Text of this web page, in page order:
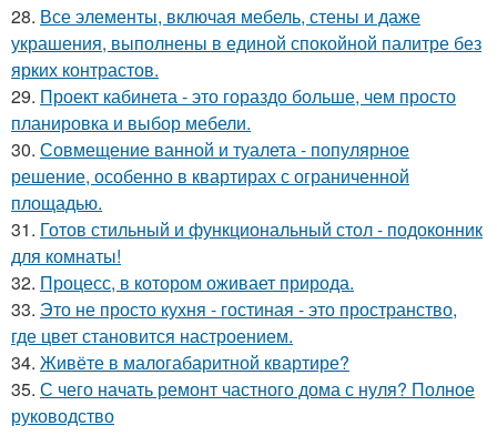
28. Все элементы, включая мебель, стены и даже
украшения, выполнены в единой спокойной палитре без
ярких контрастов.
29. Проект кабинета - это гораздо больше, чем просто
планировка и выбор мебели.
30. Совмещение ванной и туалета - популярное
решение, особенно в квартирах с ограниченной
площадью.
31. Готов стильный и функциональный стол - подоконник
для комнаты!
32. Процесс, в котором оживает природа.
33. Это не просто кухня - гостиная - это пространство,
где цвет становится настроением.
34. Живёте в малогабаритной квартире?
35. С чего начать ремонт частного дома с нуля? Полное
руководство